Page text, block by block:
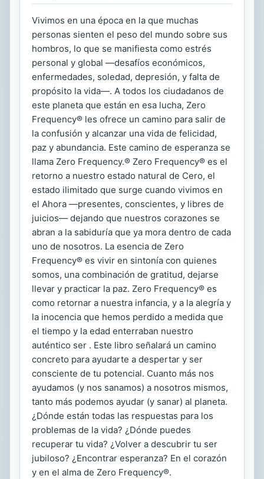
Vivimos en una época en la que muchas
personas sienten el peso del mundo sobre sus
hombros, lo que se manifiesta como estrés
personal y global —desafíos económicos,
enfermedades, soledad, depresión, y falta de
propósito la vida—. A todos los ciudadanos de
este planeta que están en esa lucha, Zero
Frequency® les ofrece un camino para salir de
la confusión y alcanzar una vida de felicidad,
paz y abundancia. Este camino de esperanza se
llama Zero Frequency.® Zero Frequency® es el
retorno a nuestro estado natural de Cero, el
estado ilimitado que surge cuando vivimos en
el Ahora —presentes, conscientes, y libres de
juicios— dejando que nuestros corazones se
abran a la sabiduría que ya mora dentro de cada
uno de nosotros. La esencia de Zero
Frequency® es vivir en sintonía con quienes
somos, una combinación de gratitud, dejarse
llevar y practicar la paz. Zero Frequency® es
como retornar a nuestra infancia, y a la alegría y
la inocencia que hemos perdido a medida que
el tiempo y la edad enterraban nuestro
auténtico ser . Este libro señalará un camino
concreto para ayudarte a despertar y ser
consciente de tu potencial. Cuanto más nos
ayudamos (y nos sanamos) a nosotros mismos,
tanto más podemos ayudar (y sanar) al planeta.
¿Dónde están todas las respuestas para los
problemas de la vida? ¿Dónde puedes
recuperar tu vida? ¿Volver a descubrir tu ser
jubiloso? ¿Encontrar esperanza? En el corazón
y en el alma de Zero Frequency®.